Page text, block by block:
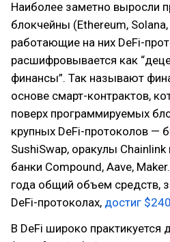
Наиболее заметно выросли
блокчейны (Ethereum,
работающие на них DeFi-
расшифровывается как
финансы”. Так называют
основе смарт-контрактов,
поверх программируемых
крупных DeFi-протоколов —
SushiSwap, оракулы
банки Compound, Aave,
года общий объем средств,
DeFi-протоколах, достиг
В DeFi широко практикуется